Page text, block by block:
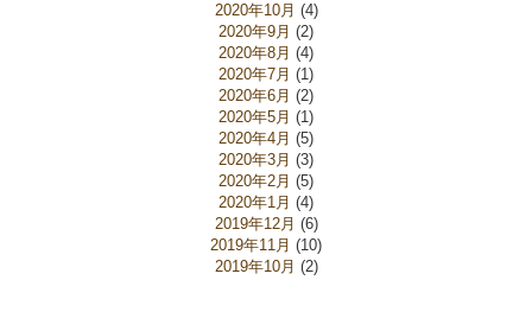
2020年10月 (4)
2020年9月 (2)
2020年8月 (4)
2020年7月 (1)
2020年6月 (2)
2020年5月 (1)
2020年4月 (5)
2020年3月 (3)
2020年2月 (5)
2020年1月 (4)
2019年12月 (6)
2019年11月 (10)
2019年10月 (2)